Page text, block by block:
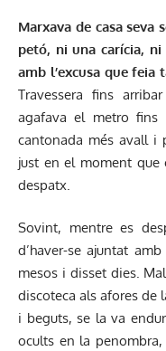
Marxava de casa seva
petó, ni una carícia, ni
amb l’excusa que feia
Travessera fins
agafava el metro fins
cantonada més avall i
just en el moment
despatx.
Sovint, mentre es
d’haver-se ajuntat
mesos i disset dies.
discoteca als afores de
i beguts, se la va
ocults en la